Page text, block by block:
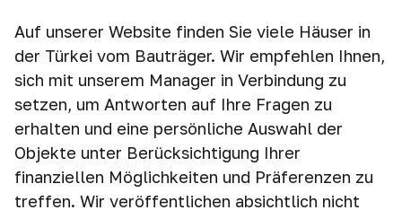
Auf unserer Website finden Sie viele Häuser in
der Türkei vom Bauträger. Wir empfehlen Ihnen,
sich mit unserem Manager in Verbindung zu
setzen, um Antworten auf Ihre Fragen zu
erhalten und eine persönliche Auswahl der
Objekte unter Berücksichtigung Ihrer
finanziellen Möglichkeiten und Präferenzen zu
treffen. Wir veröffentlichen absichtlich nicht